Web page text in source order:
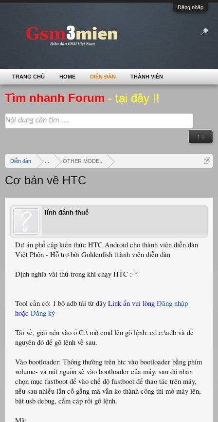
Đăng nhập
Tìm nhanh Forum - tại đây !!
↑ ↓
Diễn đàn OTHER MODEL
Cơ bản về HTC
lính đánh thuê
Dự án phổ cập kiến thức HTC Android cho thành viên diễn đàn
Việt Phôn - Hỗ trợ bởi Goldenfish thành viên diễn đàn
Định nghĩa vài thứ trong khi chạy HTC :-*
Tool cần có: 1 bộ adb tải từ đây Link ẩn vui lòng Đăng nhập
hoặc Đăng ký
Tải về, giải nén vào ổ C:\ mở cmd lên gõ lệnh: cd c:\adb và để
nguyên đó để gõ lệnh về sau.
Vào bootloader: Thông thường trên htc vào bootloader bằng phím
volume- và nút nguồn sẽ vào bootloader của máy, sau đó nhấn
chọn mục fastboot để vào chế độ fastboot để thao tác trên máy,
nếu sau nhiều lần cố gắng mà vẫn ko thành công thì mở máy lên,
bật usb debug, cắm cáp rồi gõ lệnh.
TRANG CHỦ HOME DIỄN ĐÀN THÀNH VIÊN